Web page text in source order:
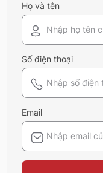
Họ và tên
Số điện thoại
Email